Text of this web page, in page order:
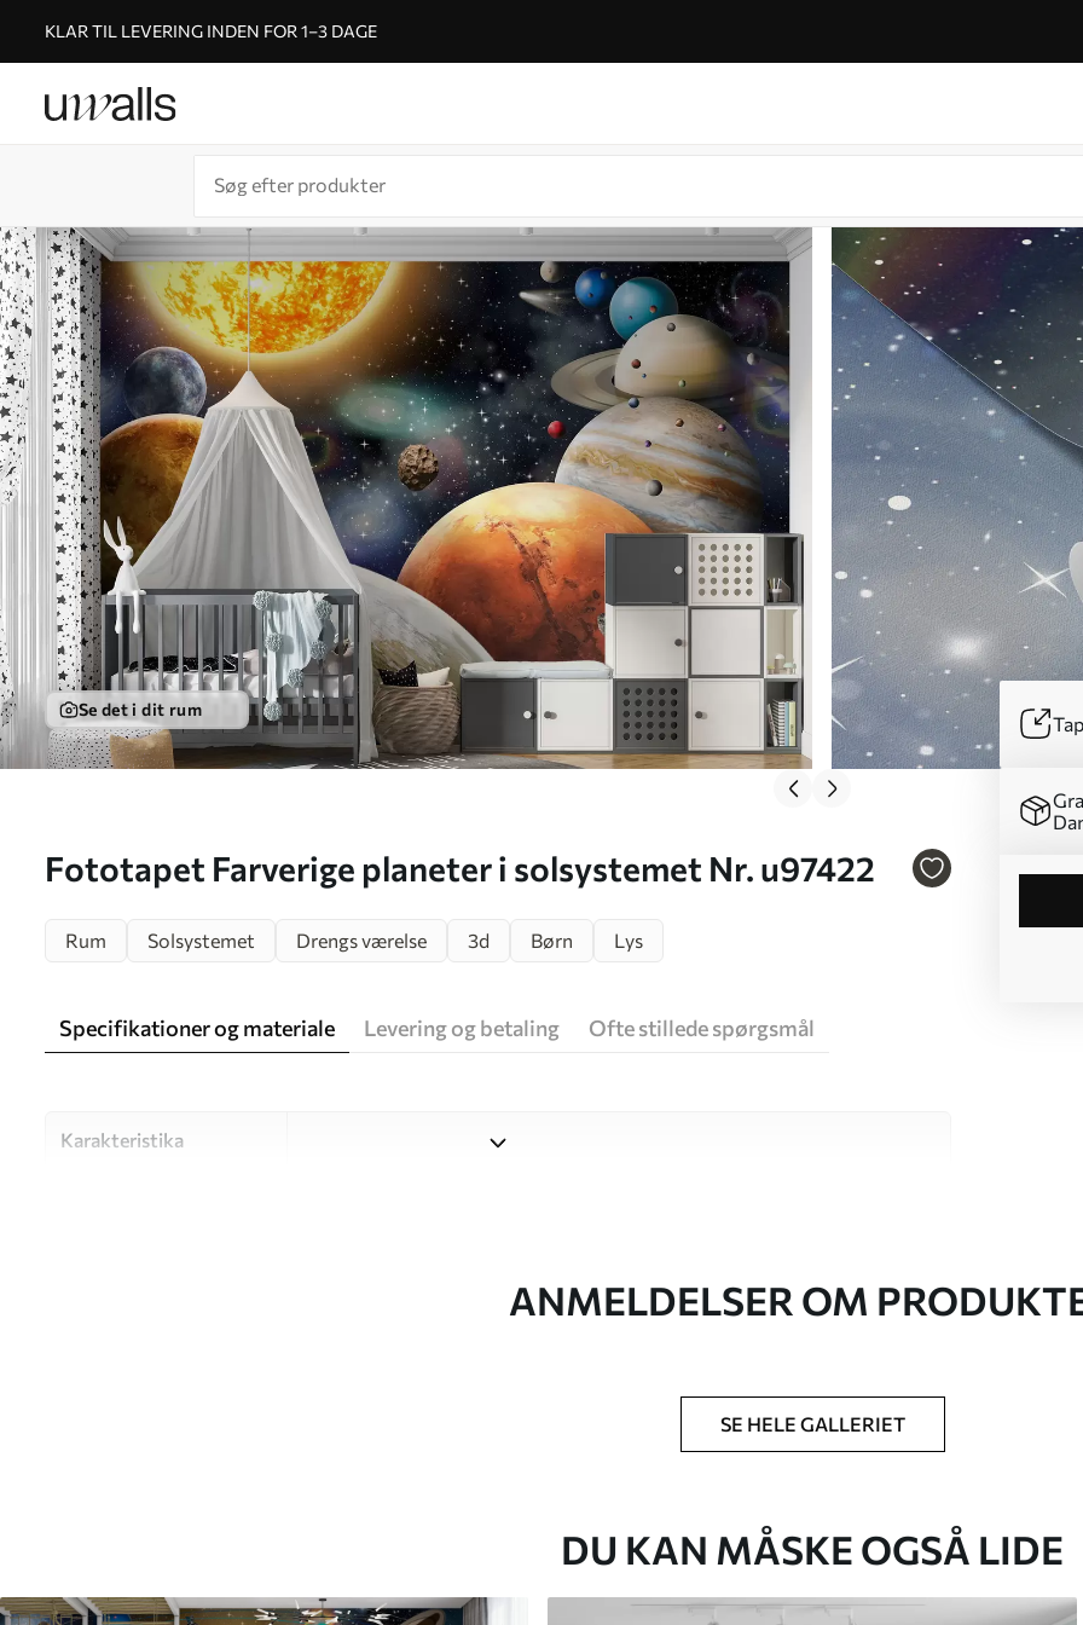
KLAR TIL LEVERING INDEN FOR 1–3 DAGE
Se det i dit rum
Fototapet Farverige planeter i solsystemet Nr. u97422
Rum Solsystemet Drengs værelse 3d Børn Lys
Specifikationer og materiale Levering og betaling Ofte stillede spørgsmål
Karakteristika
Billedet printes i den størrelse, du har angivet, og skæres i identiske
kan rengøres med vand.
ANMELDELSER OM
SE HELE GALLERIET
DU KAN MÅSKE OGSÅ LIDE